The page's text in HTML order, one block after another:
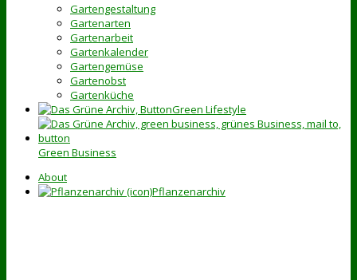
Gartengestaltung
Gartenarten
Gartenarbeit
Gartenkalender
Gartengemüse
Gartenobst
Gartenküche
Green Lifestyle
Green Business
About
Pflanzenarchiv